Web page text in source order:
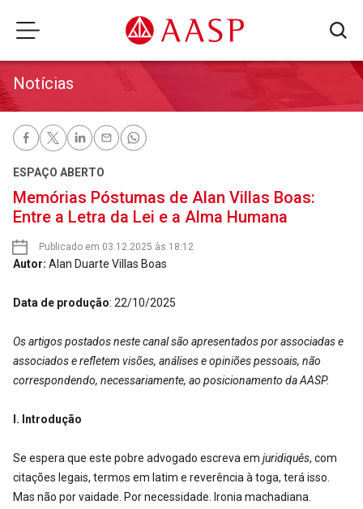
Notícias
ESPAÇO ABERTO
Memórias Póstumas de Alan Villas Boas:
Entre a Letra da Lei e a Alma Humana
Publicado em 03.12.2025 às 18:12
Autor: Alan Duarte Villas Boas
Data de produção: 22/10/2025
Os artigos postados neste canal são apresentados por associadas e
associados e refletem visões, análises e opiniões pessoais, não
correspondendo, necessariamente, ao posicionamento da AASP.
I. Introdução
Se espera que este pobre advogado escreva em juridiquês, com
citações legais, termos em latim e reverência à toga, terá isso.
Mas não por vaidade. Por necessidade. Ironia machadiana.